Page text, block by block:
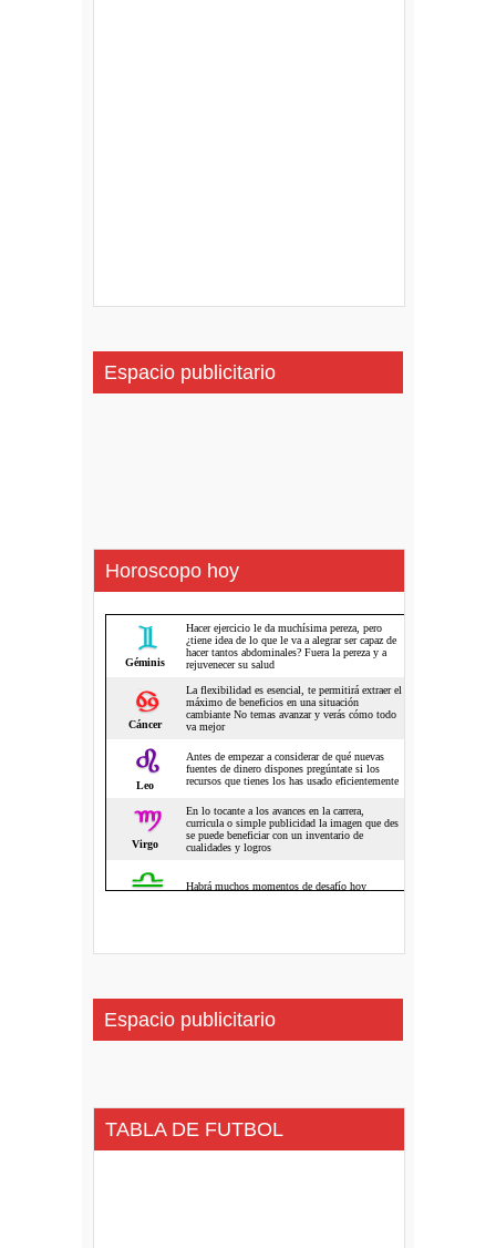
Espacio publicitario
Horoscopo hoy
Espacio publicitario
TABLA DE FUTBOL